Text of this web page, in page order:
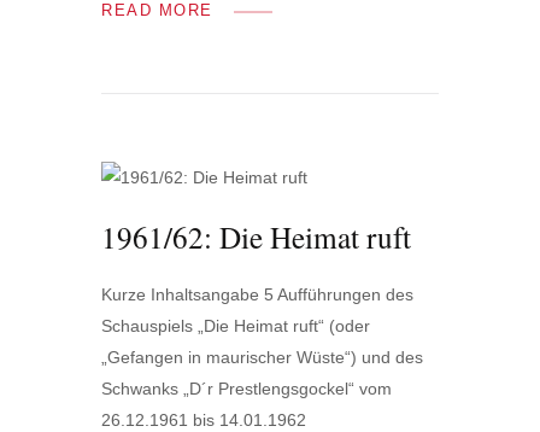
READ MORE
1961/62: Die Heimat ruft
Kurze Inhaltsangabe 5 Aufführungen des
Schauspiels „Die Heimat ruft“ (oder
„Gefangen in maurischer Wüste“) und des
Schwanks „D´r Prestlengsgockel“ vom
26.12.1961 bis 14.01.1962